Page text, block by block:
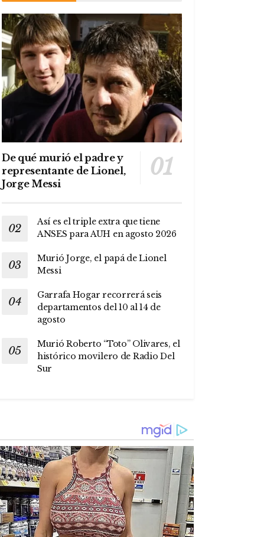
De qué murió el padre y
representante de Lionel,
Jorge Messi
Así es el triple extra que tiene
ANSES para AUH en agosto 2026
Murió Jorge, el papá de Lionel
Messi
Garrafa Hogar recorrerá seis
departamentos del 10 al 14 de
agosto
Murió Roberto “Toto” Olivares, el
histórico movilero de Radio Del
Sur